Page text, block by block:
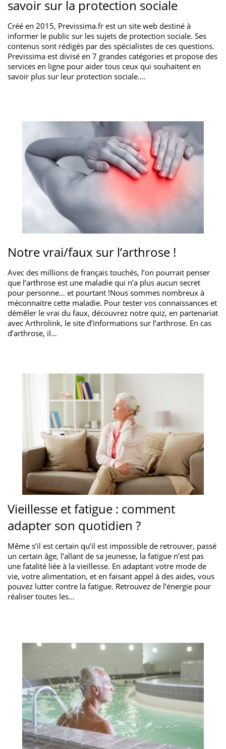
savoir sur la protection sociale
Créé en 2015, Previssima.fr est un site web destiné à
informer le public sur les sujets de protection sociale. Ses
contenus sont rédigés par des spécialistes de ces questions.
Previssima est divisé en 7 grandes catégories et propose des
services en ligne pour aider tous ceux qui souhaitent en
savoir plus sur leur protection sociale….
Notre vrai/faux sur l’arthrose !
Avec des millions de français touchés, l’on pourrait penser
que l’arthrose est une maladie qui n’a plus aucun secret
pour personne… et pourtant !Nous sommes nombreux à
méconnaitre cette maladie. Pour tester vos connaissances et
démêler le vrai du faux, découvrez notre quiz, en partenariat
avec Arthrolink, le site d’informations sur l’arthrose. En cas
d’arthrose, il…
Vieillesse et fatigue : comment
adapter son quotidien ?
Même s’il est certain qu’il est impossible de retrouver, passé
un certain âge, l’allant de sa jeunesse, la fatigue n’est pas
une fatalité liée à la vieillesse. En adaptant votre mode de
vie, votre alimentation, et en faisant appel à des aides, vous
pouvez lutter contre la fatigue. Retrouvez de l’énergie pour
réaliser toutes les…